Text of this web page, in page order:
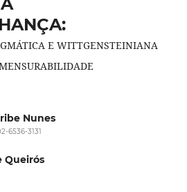
E WITTGENSTEINIANA
Nunes
6536-3131
Queirós